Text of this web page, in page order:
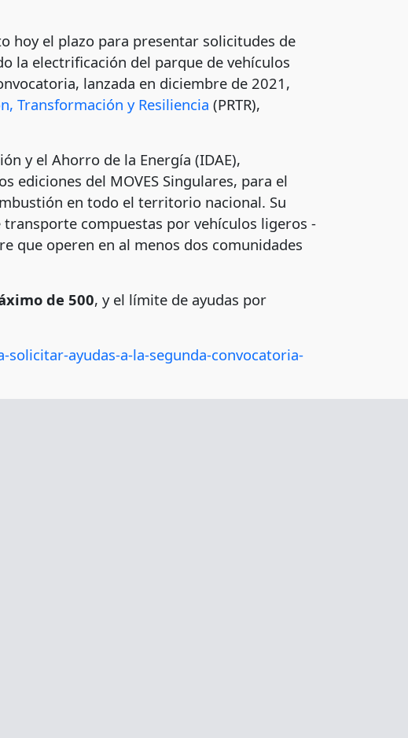
hoy el plazo para presentar solicitudes de
la electrificación del parque de vehículos
lanzada en diciembre de 2021,
Transformación y Resiliencia (PRTR),
y el Ahorro de la Energía (IDAE),
ediciones del MOVES Singulares, para el
en todo el territorio nacional. Su
compuestas por vehículos ligeros -
que operen en al menos dos comunidades
de 500, y el límite de ayudas por
ayudas-a-la-segunda-convocatoria-